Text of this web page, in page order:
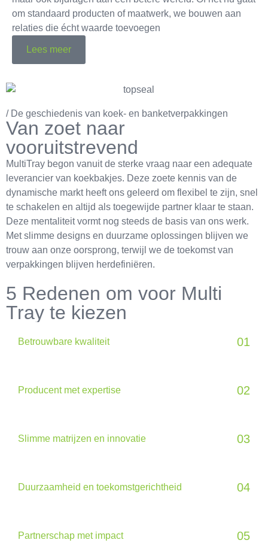
om standaard producten of maatwerk, we bouwen aan
relaties die écht waarde toevoegen
Lees meer
/ De geschiedenis van koek- en banketverpakkingen
Van zoet naar
vooruitstrevend
MultiTray begon vanuit de sterke vraag naar een adequate
leverancier van koekbakjes. Deze zoete kennis van de
dynamische markt heeft ons geleerd om flexibel te zijn, snel
te schakelen en altijd als toegewijde partner klaar te staan.
Deze mentaliteit vormt nog steeds de basis van ons werk.
Met slimme designs en duurzame oplossingen blijven we
trouw aan onze oorsprong, terwijl we de toekomst van
verpakkingen blijven herdefiniëren.
5 Redenen om voor Multi
Tray te kiezen
Betrouwbare kwaliteit 01
Producent met expertise 02
Slimme matrijzen en innovatie 03
Duurzaamheid en toekomstgerichtheid 04
Partnerschap met impact 05